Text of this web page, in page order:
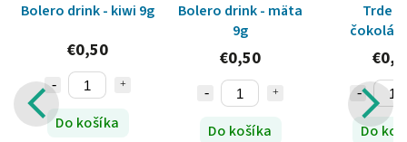
Previous
Bolero drink - kiwi 9g
€0,50
Do košíka
Bolero drink - mäta
9g
€0,50
Do košíka
náplňou -
Do
Next